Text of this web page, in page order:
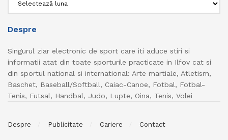
Despre
Singurul ziar electronic de sport care iti aduce stiri si
informatii atat din toate sporturile practicate in Ilfov cat si
din sportul national si international: Arte martiale, Atletism,
Baschet, Baseball/Softball, Caiac-Canoe, Fotbal, Fotbal-
Tenis, Futsal, Handbal, Judo, Lupte, Oina, Tenis, Volei
Despre Publicitate Cariere Contact